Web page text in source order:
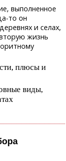
выполненное
то он
и селах,
жизнь
плюсы и
виды,